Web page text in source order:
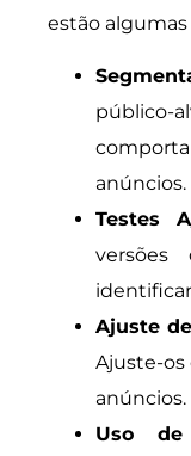
estão
público-
anúncios.
Testes
Ajuste
Ajuste-
anúncios.
Uso de